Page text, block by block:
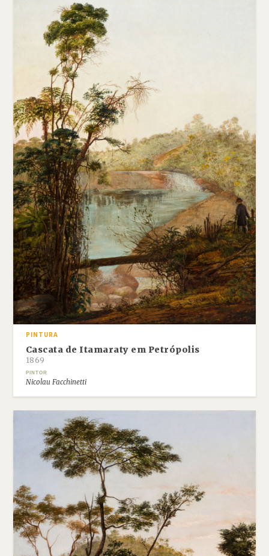
PINTURA
Cascata de Itamaraty em Petrópolis
1869
PINTOR
Nicolau Facchinetti